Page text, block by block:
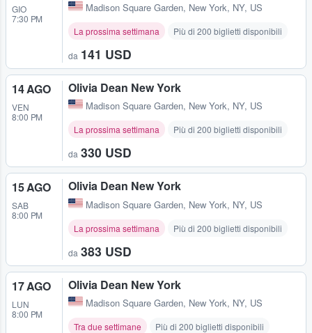
GIO
7:30 PM
Madison Square Garden, New York, NY, US
La prossima settimana Più di 200 biglietti disponibili
da 141 USD
14 AGO
VEN
8:00 PM
Olivia Dean New York
Madison Square Garden, New York, NY, US
La prossima settimana Più di 200 biglietti disponibili
da 330 USD
15 AGO
SAB
8:00 PM
Olivia Dean New York
Madison Square Garden, New York, NY, US
La prossima settimana Più di 200 biglietti disponibili
da 383 USD
17 AGO
LUN
8:00 PM
Olivia Dean New York
Madison Square Garden, New York, NY, US
Tra due settimane Più di 200 biglietti disponibili